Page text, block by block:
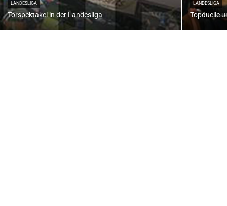
LANDESLIGA
Torspektakel in der Landesliga
LANDESLIGA
Topduelle